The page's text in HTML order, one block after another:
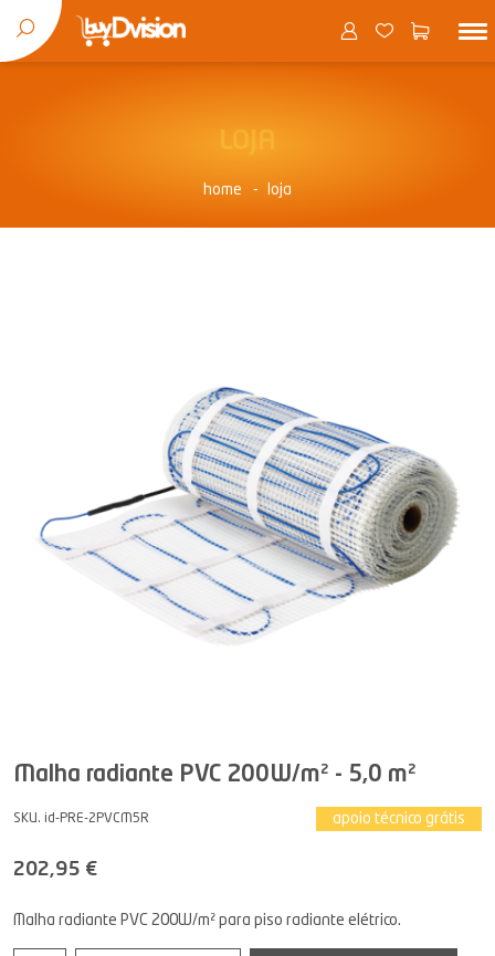
home loja
Malha radiante PVC 200W/m² - 5,0 m²
SKU. id-PRE-2PVCM5R apoio técnico grátis
202,95 €
Malha radiante PVC 200W/m² para piso radiante elétrico.